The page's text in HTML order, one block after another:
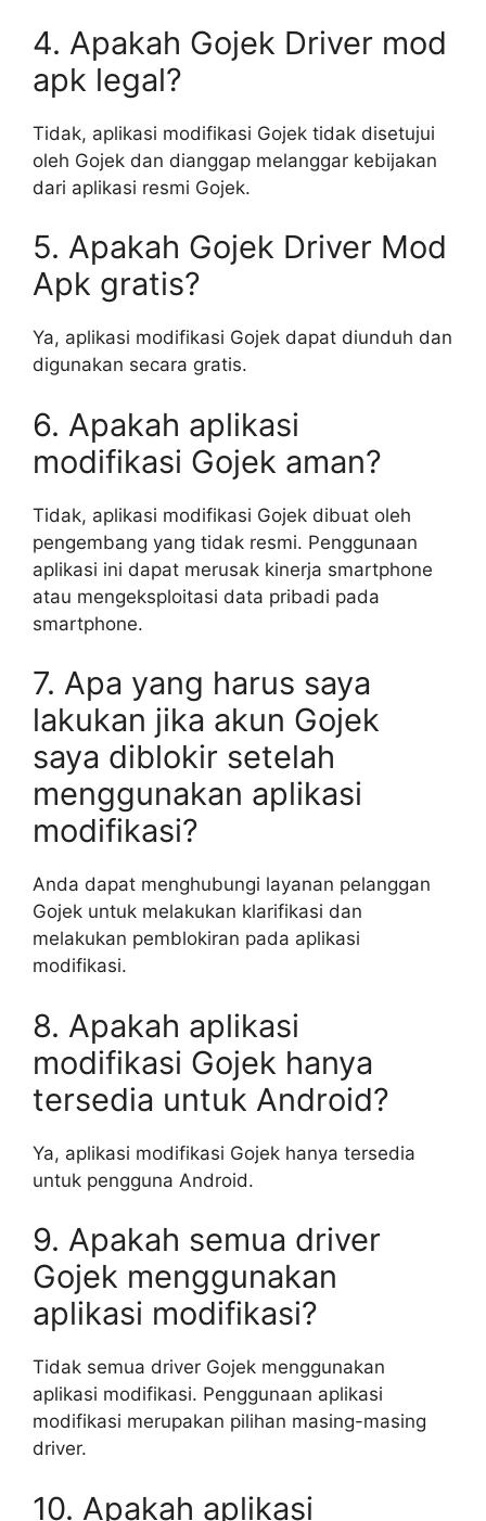
4. Apakah Gojek Driver mod
apk legal?
Tidak, aplikasi modifikasi Gojek tidak disetujui
oleh Gojek dan dianggap melanggar kebijakan
dari aplikasi resmi Gojek.
5. Apakah Gojek Driver Mod
Apk gratis?
Ya, aplikasi modifikasi Gojek dapat diunduh dan
digunakan secara gratis.
6. Apakah aplikasi
modifikasi Gojek aman?
Tidak, aplikasi modifikasi Gojek dibuat oleh
pengembang yang tidak resmi. Penggunaan
aplikasi ini dapat merusak kinerja smartphone
atau mengeksploitasi data pribadi pada
smartphone.
7. Apa yang harus saya
lakukan jika akun Gojek
saya diblokir setelah
menggunakan aplikasi
modifikasi?
Anda dapat menghubungi layanan pelanggan
Gojek untuk melakukan klarifikasi dan
melakukan pemblokiran pada aplikasi
modifikasi.
8. Apakah aplikasi
modifikasi Gojek hanya
tersedia untuk Android?
Ya, aplikasi modifikasi Gojek hanya tersedia
untuk pengguna Android.
9. Apakah semua driver
Gojek menggunakan
aplikasi modifikasi?
Tidak semua driver Gojek menggunakan
aplikasi modifikasi. Penggunaan aplikasi
modifikasi merupakan pilihan masing-masing
driver.
10. Apakah aplikasi